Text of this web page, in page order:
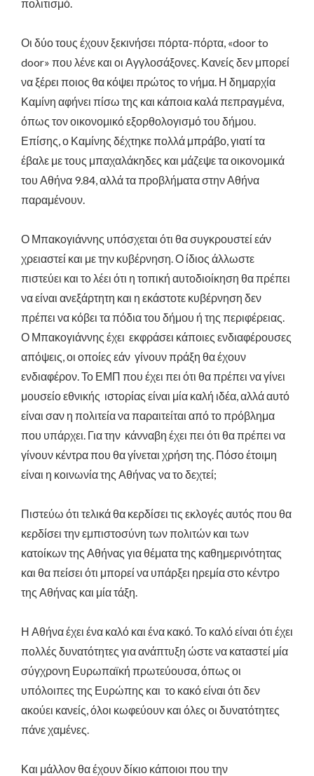
πολιτισμό.
Οι δύο τους έχουν ξεκινήσει πόρτα-πόρτα, «door to
door» που λένε και οι Αγγλοσάξονες. Κανείς δεν μπορεί
να ξέρει ποιος θα κόψει πρώτος το νήμα. Η δημαρχία
Καμίνη αφήνει πίσω της και κάποια καλά πεπραγμένα,
όπως τον οικονομικό εξορθολογισμό του δήμου.
Επίσης, ο Καμίνης δέχτηκε πολλά μπράβο, γιατί τα
έβαλε με τους μπαχαλάκηδες και μάζεψε τα οικονομικά
του Αθήνα 9.84, αλλά τα προβλήματα στην Αθήνα
παραμένουν.
Ο Μπακογιάννης υπόσχεται ότι θα συγκρουστεί εάν
χρειαστεί και με την κυβέρνηση. Ο ίδιος άλλωστε
πιστεύει και το λέει ότι η τοπική αυτοδιοίκηση θα πρέπει
να είναι ανεξάρτητη και η εκάστοτε κυβέρνηση δεν
πρέπει να κόβει τα πόδια του δήμου ή της περιφέρειας.
Ο Μπακογιάννης έχει εκφράσει κάποιες ενδιαφέρουσες
απόψεις, οι οποίες εάν γίνουν πράξη θα έχουν
ενδιαφέρον. Το ΕΜΠ που έχει πει ότι θα πρέπει να γίνει
μουσείο εθνικής ιστορίας είναι μία καλή ιδέα, αλλά αυτό
είναι σαν η πολιτεία να παραιτείται από το πρόβλημα
που υπάρχει. Για την κάνναβη έχει πει ότι θα πρέπει να
γίνουν κέντρα που θα γίνεται χρήση της. Πόσο έτοιμη
είναι η κοινωνία της Αθήνας να το δεχτεί;
Πιστεύω ότι τελικά θα κερδίσει τις εκλογές αυτός που θα
κερδίσει την εμπιστοσύνη των πολιτών και των
κατοίκων της Αθήνας για θέματα της καθημερινότητας
και θα πείσει ότι μπορεί να υπάρξει ηρεμία στο κέντρο
της Αθήνας και μία τάξη.
Η Αθήνα έχει ένα καλό και ένα κακό. Το καλό είναι ότι έχει
πολλές δυνατότητες για ανάπτυξη ώστε να καταστεί μία
σύγχρονη Ευρωπαϊκή πρωτεύουσα, όπως οι
υπόλοιπες της Ευρώπης και το κακό είναι ότι δεν
ακούει κανείς, όλοι κωφεύουν και όλες οι δυνατότητες
πάνε χαμένες.
Και μάλλον θα έχουν δίκιο κάποιοι που την